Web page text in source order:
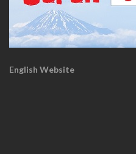
English Website